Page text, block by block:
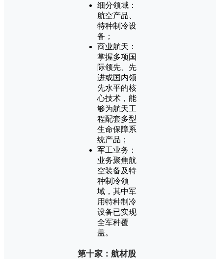
细分领域：
航空产品、
特种制冷设
备；
商业航天：
掌握多项国
际领先、先
进或国内领
先水平的核
心技术，能
够为航天工
程配套多型
生命保障系
统产品；
军工业务：
业务聚焦航
空装备及特
种制冷领
域，其中军
用特种制冷
设备已实现
全军种覆
盖。
第十家：航材股